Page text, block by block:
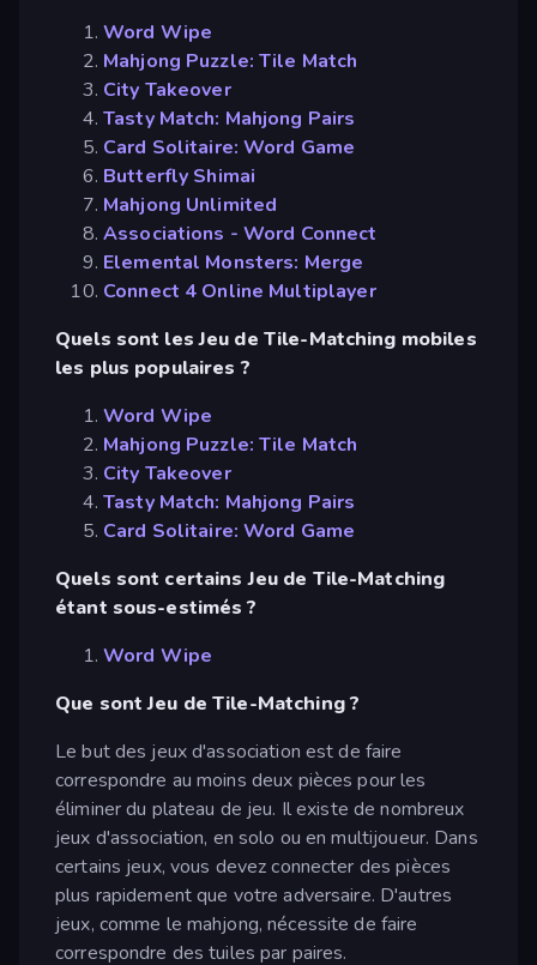
Word Wipe
Mahjong Puzzle: Tile Match
City Takeover
Tasty Match: Mahjong Pairs
Card Solitaire: Word Game
Butterfly Shimai
Mahjong Unlimited
Associations - Word Connect
Elemental Monsters: Merge
Connect 4 Online Multiplayer
Quels sont les Jeu de Tile-Matching mobiles
les plus populaires ?
Word Wipe
Mahjong Puzzle: Tile Match
City Takeover
Tasty Match: Mahjong Pairs
Card Solitaire: Word Game
Quels sont certains Jeu de Tile-Matching
étant sous-estimés ?
Word Wipe
Que sont Jeu de Tile-Matching ?
Le but des jeux d'association est de faire
correspondre au moins deux pièces pour les
éliminer du plateau de jeu. Il existe de nombreux
jeux d'association, en solo ou en multijoueur. Dans
certains jeux, vous devez connecter des pièces
plus rapidement que votre adversaire. D'autres
jeux, comme le mahjong, nécessite de faire
correspondre des tuiles par paires.